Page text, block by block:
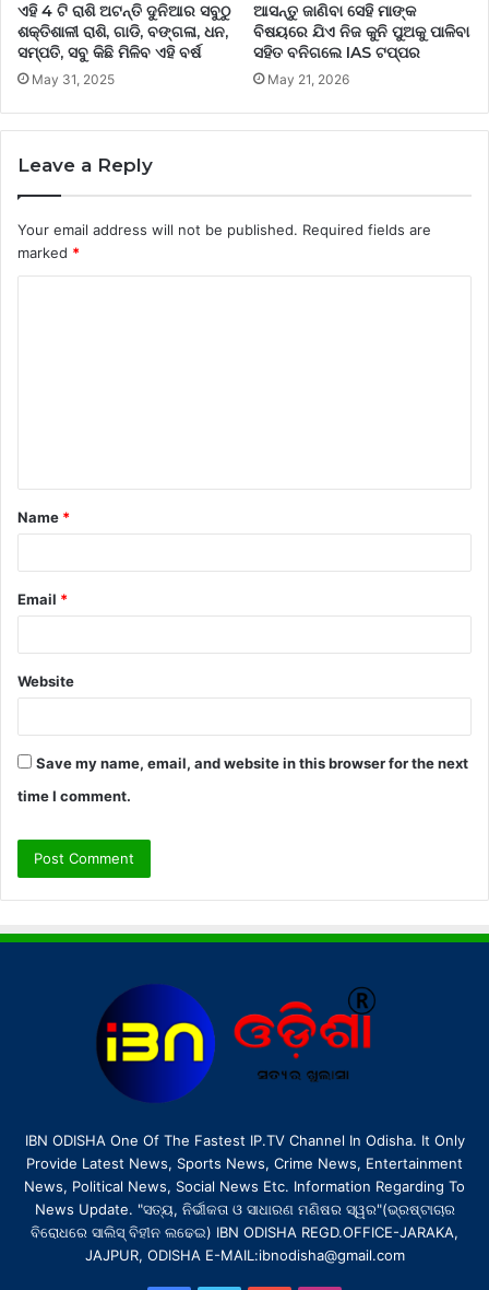
ଏହି 4 ଟି ରାଶି ଅଟନ୍ତି ଦୁନିଆର ସବୁଠୁ
ଶକ୍ତିଶାଳୀ ରାଶି, ଗାଡି, ବଙ୍ଗଳା, ଧନ,
ସମ୍ପତି, ସବୁ କିଛି ମିଳିବ ଏହି ବର୍ଷ
May 31, 2025
ଆସନ୍ତୁ ଜାଣିବା ସେହି ମାଙ୍କ
ବିଷୟରେ ଯିଏ ନିଜ କୁନି ପୁଅକୁ ପାଳିବା
ସହିତ ବନିଗଲେ IAS ଟପ୍ପର
May 21, 2026
Leave a Reply
Your email address will not be published. Required fields are
marked *
t
*
Name *
Email *
Website
Save my name, email, and website in this browser for the next
time I comment.
IBN ODISHA One Of The Fastest IP.TV Channel In Odisha. It Only
Provide Latest News, Sports News, Crime News, Entertainment
News, Political News, Social News Etc. Information Regarding To
News Update. "ସତ୍ୟ, ନିର୍ଭୀକତା ଓ ସାଧାରଣ ମଣିଷର ସ୍ୱର"(ଭ୍ରଷ୍ଟାଚାର
ବିରୋଧରେ ସାଲିସ୍ ବିହୀନ ଲଢେଇ) IBN ODISHA REGD.OFFICE-JARAKA,
JAJPUR, ODISHA E-MAIL:ibnodisha@gmail.com